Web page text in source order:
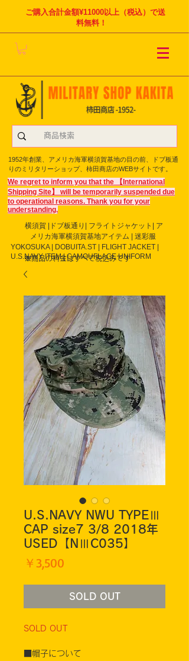
ご購入合計金額¥11000以上（税込）で送
料無料！
1952年創業、アメリカ海軍横須賀基地の目の前、ドブ板通
りのミリタリーショップ、柿田商店のWEBサイトです。
We regret to inform you that the 【International
Shipping Site】 will be temporarily suspended due
to operational reasons. Thank you for your
understanding.
横須賀 |ドブ板通り| フライト ジャケット| ア
メリカ海軍横須賀基地アイテム | 迷彩服
YOKOSUKA | DOBUITA.ST | FLIGHT JACKET |
U.S.NAVY ITEM | CAMOUFLAGE UNIFORM
※商品の料金はすべて税込みです
U.S.NAVY NWU TYPEⅢ
CAP size7 3/8 2018年
USED【NⅢC035】
￥3,500
SOLD OUT
SOLD OUT
■帽子について